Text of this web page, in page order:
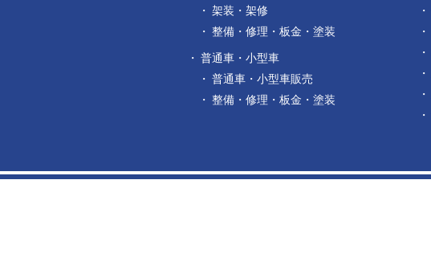
架装・架修
整備・修理・板金・塗装
普通車・小型車
普通車・小型車販売
整備・修理・板金・塗装